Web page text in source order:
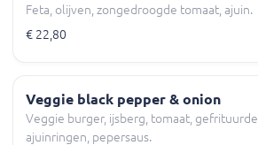
Feta, olijven, zongedroogde tomaat, ajuin.
€ 22,80
Veggie black pepper & onion
Veggie burger, ijsberg, tomaat, gefrituurde
ajuinringen, pepersaus.